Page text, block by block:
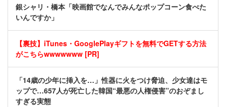
銀シャリ・橋本「映画館でなんでみんなポップコーン食べた
いんですか」
【裏技】iTunes・GooglePlayギフトを無料でGETする方法
がこちらwwwwwww [PR]
「14歳の少年に挿入を…」性器に火をつけ脅迫、少女達はモ
ップで…657人が死亡した韓国“最悪の人権侵害”のおぞまし
すぎる実態